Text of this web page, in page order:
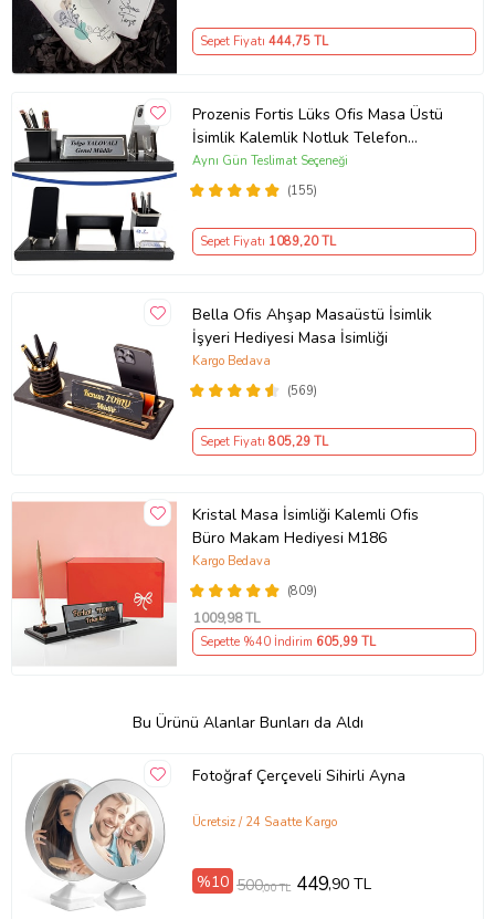
Sepet Fiyatı 444,75 TL
Prozenis Fortis Lüks Ofis Masa Üstü
İsimlik Kalemlik Notluk Telefon
Standı Seti Masa isimliği Ofis
Aksesuarı Yeni İş ofis Hediyesi
(155)
Aynı Gün Teslimat Seçeneği
Sepet Fiyatı 1089,20 TL
Bella Ofis Ahşap Masaüstü İsimlik
İşyeri Hediyesi Masa İsimliği
(569)
Kargo Bedava
Sepet Fiyatı 805,29 TL
Kristal Masa İsimliği Kalemli Ofis
Büro Makam Hediyesi M186
(809)
Kargo Bedava
1009,98 TL
Sepette %40 İndirim 605,99 TL
Bu Ürünü Alanlar Bunları da Aldı
Fotoğraf Çerçeveli Sihirli Ayna
Ücretsiz / 24 Saatte Kargo
%10 500,00 TL 449,90 TL